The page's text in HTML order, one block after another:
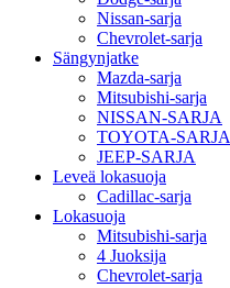
Nissan-sarja
Chevrolet-sarja
Sängynjatke
Mazda-sarja
Mitsubishi-sarja
NISSAN-SARJA
TOYOTA-SARJA
JEEP-SARJA
Leveä lokasuoja
Cadillac-sarja
Lokasuoja
Mitsubishi-sarja
4 Juoksija
Chevrolet-sarja